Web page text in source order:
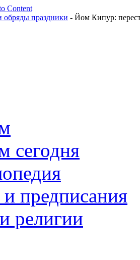
Content
обряды праздники - Йом Кипур:
сегодня
предписания
религии